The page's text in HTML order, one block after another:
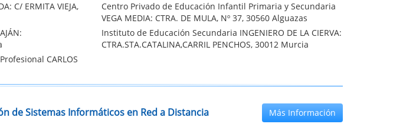
C/ ERMITA VIEJA,
Centro Privado de Educación Infantil Primaria y Secundaria
VEGA MEDIA: CTRA. DE MULA, Nº 37, 30560 Alguazas
Instituto de Educación Secundaria INGENIERO DE LA CIERVA:
CTRA.STA.CATALINA,CARRIL PENCHOS, 30012 Murcia
CARLOS
de Sistemas Informáticos en Red a Distancia Más Información